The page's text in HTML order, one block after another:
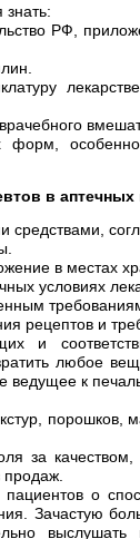
РФ,
форм,
в аптечных
средствами,
в местах
условиях
рецептов и
и
любое
к
порошков,
за
продаж.
о
Зачастую
выслушать